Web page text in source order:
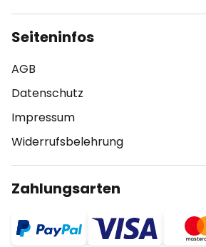
Seiteninfos
AGB
Datenschutz
Impressum
Widerrufsbelehrung
Zahlungsarten